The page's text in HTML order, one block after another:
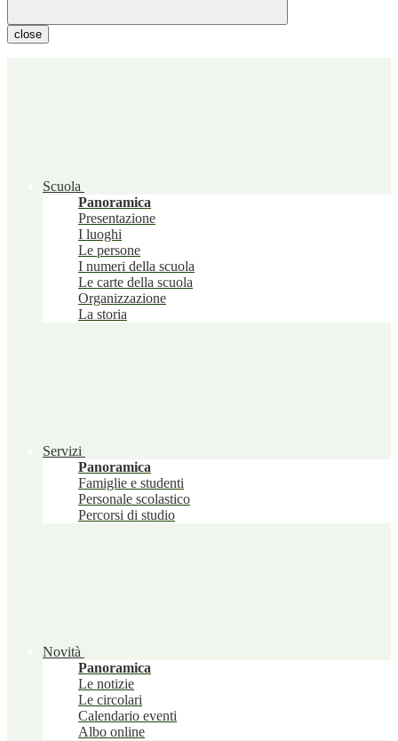
close
Scuola
Panoramica
Presentazione
I luoghi
Le persone
I numeri della scuola
Le carte della scuola
Organizzazione
La storia
Servizi
Panoramica
Famiglie e studenti
Personale scolastico
Percorsi di studio
Novità
Panoramica
Le notizie
Le circolari
Calendario eventi
Albo online